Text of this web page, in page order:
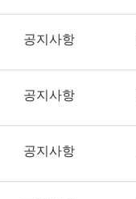
공지사항
공지사항
공지사항